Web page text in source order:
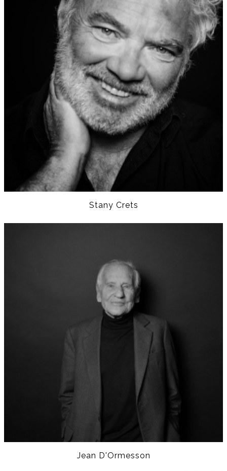
Stany Crets
Jean D'Ormesson